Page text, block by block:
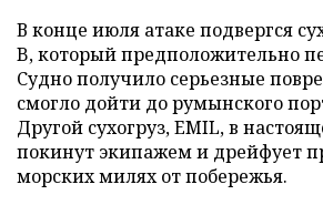
В конце июля атаке подвергся
B, который предположительно
Судно получило серьезные
смогло дойти до румынского
Другой сухогруз, EMIL, в
покинут экипажем и дрейфует
морских милях от побережья.